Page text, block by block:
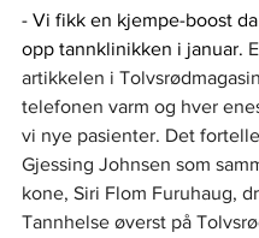
- Vi fikk en kjempe-boost
opp tannklinikken i januar.
artikkelen i
telefonen varm og hver
vi nye pasienter. Det
Gjessing Johnsen som
kone, Siri Flom Furuhaug,
Tannhelse øverst på